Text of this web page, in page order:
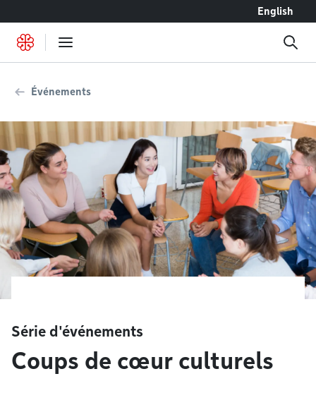
English
Événements
Série d'événements
Coups de cœur culturels